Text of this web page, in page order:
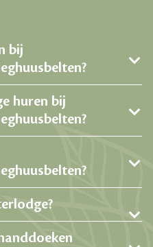
bij
huren bij